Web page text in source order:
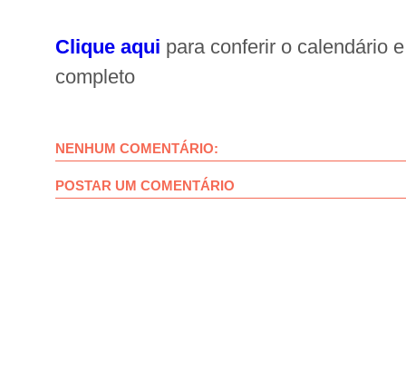
Clique aqui para conferir o calendário
completo
NENHUM COMENTÁRIO:
POSTAR UM COMENTÁRIO